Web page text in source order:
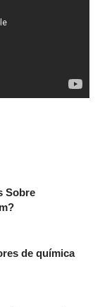
Sobre
de química